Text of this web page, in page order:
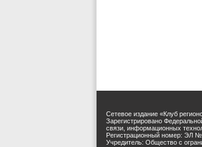
Сетевое издание «Клуб
Зарегистрировано
связи, информационных
Регистрационный номер: ЭЛ
Учредитель: Общество с